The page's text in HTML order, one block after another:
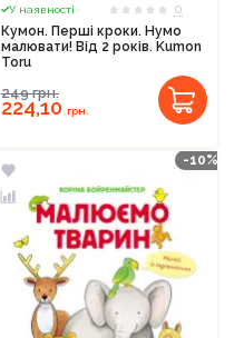
У наявності
0
Кумон. Перші кроки. Нумо
малювати! Від 2 років. Kumon
Toru
249грн.
224,10 грн.
-10%